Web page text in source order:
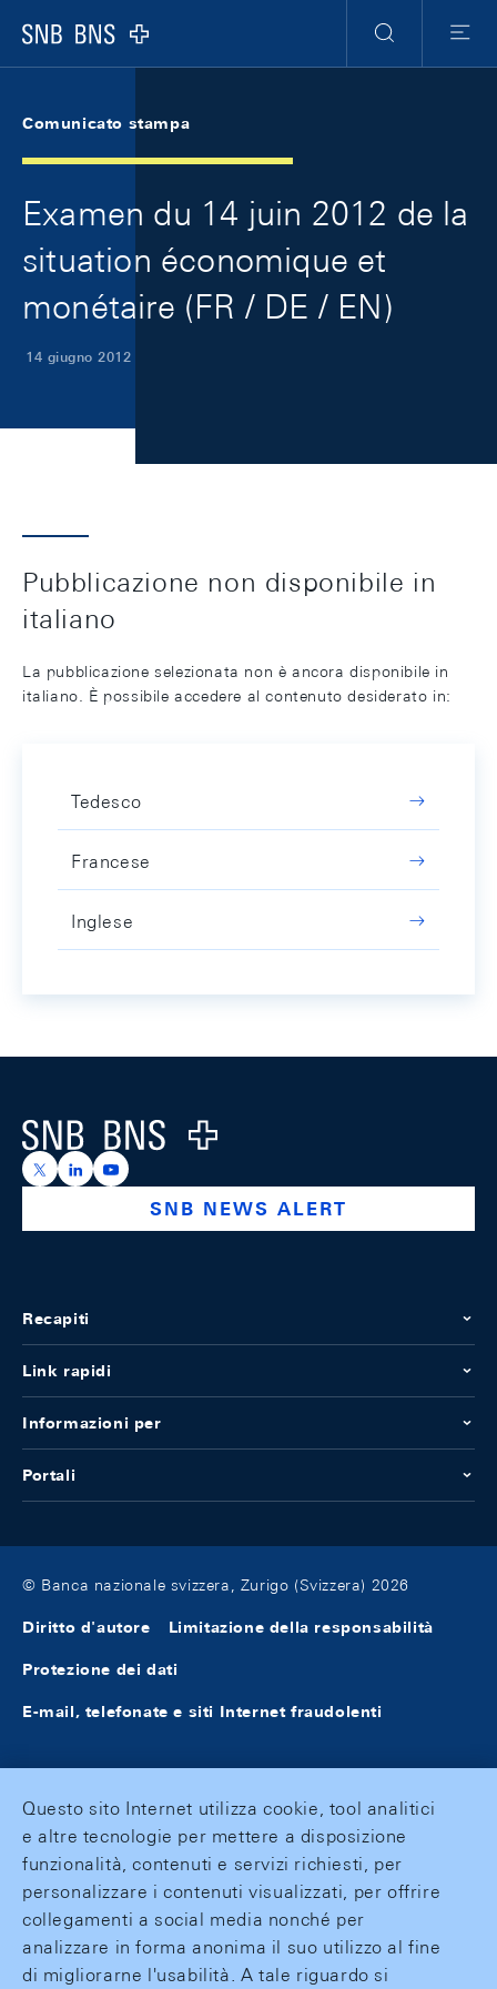
Logo
Ricerca
Menu
Comunicato stampa
Examen du 14 juin 2012 de la
situation économique et
monétaire (FR / DE / EN)
14 giugno 2012
Pubblicazione non disponibile in
italiano
La pubblicazione selezionata non è ancora disponibile in
italiano. È possibile accedere al contenuto desiderato in:
Tedesco
Francese
Inglese
Logo
https://x.com/snb_bns
https://ch.linkedin.com/company/swiss-national-
https://www.youtube.com/@swissnationalbank
SNB NEWS ALERT
Recapiti
Link rapidi
Informazioni per
Portali
© Banca nazionale svizzera, Zurigo (Svizzera) 2026
Diritto d'autore Limitazione della responsabilità
Protezione dei dati
E-mail, telefonate e siti Internet fraudolenti
Questo sito Internet utilizza cookie, tool analitici
e altre tecnologie per mettere a disposizione
funzionalità, contenuti e servizi richiesti, per
personalizzare i contenuti visualizzati, per offrire
collegamenti a social media nonché per
analizzare in forma anonima il suo utilizzo al fine
di migliorarne l'usabilità. A tale riguardo si